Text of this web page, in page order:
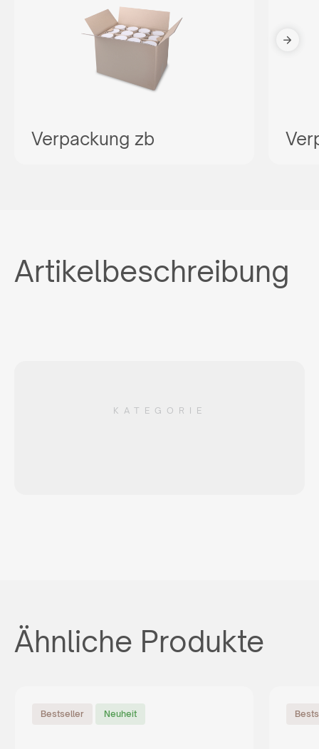
Verpackung zb
Artikelbeschreibung
KATEGORIE
Ähnliche Produkte
Bestseller Neuheit